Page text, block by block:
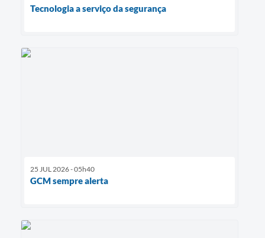
Tecnologia a serviço da segurança
25 JUL 2026 - 05h40
GCM sempre alerta